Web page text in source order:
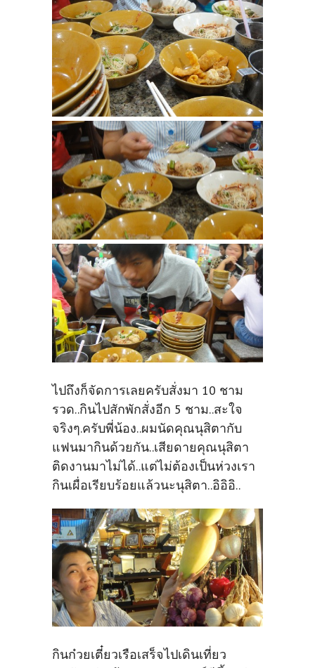
ไปถึงก็จัดการเลยครับสั่งมา 10 ชาม
รวด..กินไปสักพักสั่งอีก 5 ชาม..สะใจ
จริงๆ.ครับพี่น้อง..ผมนัดคุณนุสิตากับ
แฟนมากินด้วยกัน..เสียดายคุณนุสิตา
ติดงานมาไม่ได้..แต่ไม่ต้องเป็นห่วงเรา
กินเผื่อเรียบร้อยแล้วนะนุสิตา..อิอิอิ..
กินก๋วยเตี๋ยวเรือเสร็จไปเดินเที่ยว